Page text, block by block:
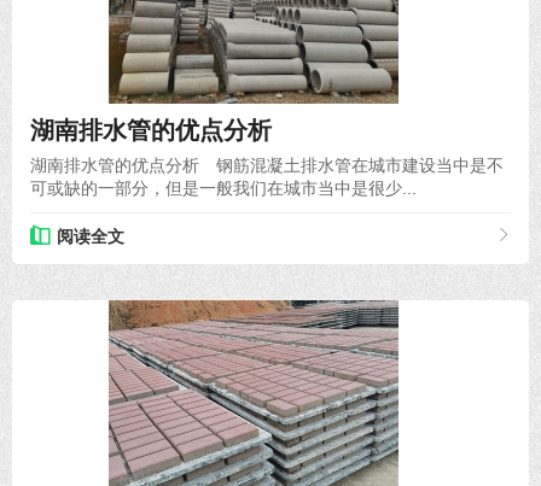
湖南排水管的优点分析
湖南排水管的优点分析 钢筋混凝土排水管在城市建设当中是不
可或缺的一部分，但是一般我们在城市当中是很少...
阅读全文